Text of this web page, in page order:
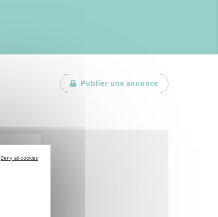
Publier une annonce
Deny all cookies